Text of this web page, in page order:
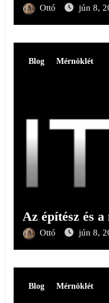
Ottó jún 8,
Blog Mérnöklét
Az építész és
Ottó jún 8,
Blog Mérnöklét